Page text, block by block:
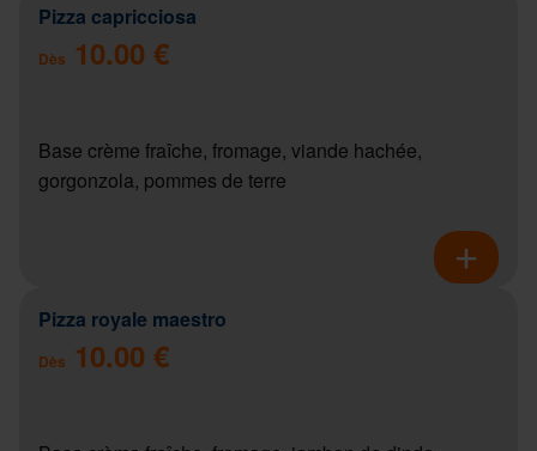
Pizza capricciosa
Dès 10.00 €
Base crème fraîche, fromage, viande hachée,
gorgonzola, pommes de terre
Pizza royale maestro
Dès 10.00 €